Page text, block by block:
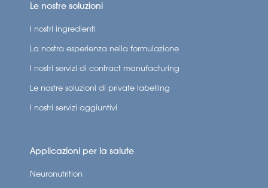
Le nostre soluzioni
I nostri ingredienti
La nostra esperienza nella formulazione
I nostri servizi di contract manufacturing
Le nostre soluzioni di private labelling
I nostri servizi aggiuntivi
Applicazioni per la salute
Neuronutrition